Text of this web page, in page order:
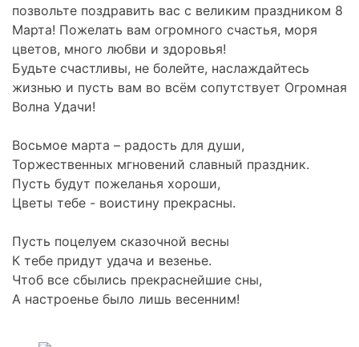
позвольте поздравить вас с великим праздником 8
Марта! Пожелать вам огромного счастья, моря
цветов, много любви и здоровья!
Будьте счастливы, не болейте, наслаждайтесь
жизнью и пусть вам во всём сопутствует Огромная
Волна Удачи!
Восьмое марта – радость для души,
Торжественных мгновений славный праздник.
Пусть будут пожеланья хороши,
Цветы тебе - воистину прекрасны.
Пусть поцелуем сказочной весны
К тебе придут удача и везенье.
Чтоб все сбылись прекраснейшие сны,
А настроенье было лишь весенним!